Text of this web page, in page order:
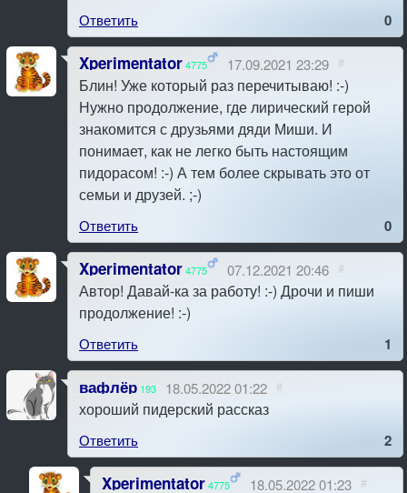
Ответить 0
Xperimentator4775 17.09.2021 23:29 #
Блин! Уже который раз перечитываю! :-)
Нужно продолжение, где лирический герой
знакомится с друзьями дяди Миши. И
понимает, как не легко быть настоящим
пидорасом! :-) А тем более скрывать это от
семьи и друзей. ;-)
Ответить 0
Xperimentator4775 07.12.2021 20:46 #
Автор! Давай-ка за работу! :-) Дрочи и пиши
продолжение! :-)
Ответить 1
вафлёр 193 18.05.2022 01:22 #
хороший пидерский рассказ
Ответить 2
Xperimentator4775 18.05.2022 01:23 #